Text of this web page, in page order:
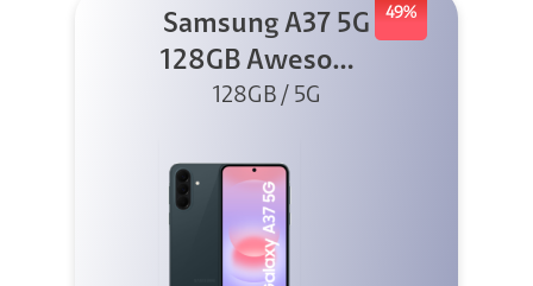
49%
Samsung A37 5G
128GB Awesome
Graygreen
128GB / 5G